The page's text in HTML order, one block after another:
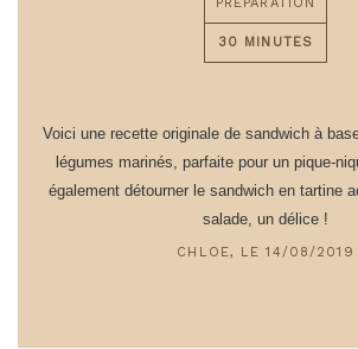
30 MINUTES
Voici une recette originale de sandwich à
légumes marinés, parfaite pour un pique-
également détourner le sandwich en tartine
salade, un délice !
CHLOE, LE 14/08/2019